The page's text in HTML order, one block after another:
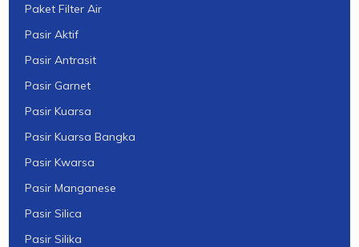
Paket Filter Air
Pasir Aktif
Pasir Antrasit
Pasir Garnet
Pasir Kuarsa
Pasir Kuarsa Bangka
Pasir Kwarsa
Pasir Manganese
Pasir Silica
Pasir Silika